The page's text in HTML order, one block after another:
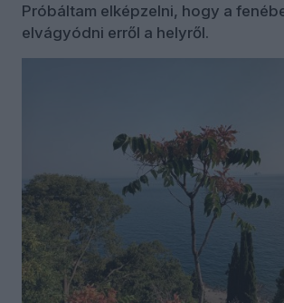
Próbáltam elképzelni, hogy a
elvágyódni erről a helyről.